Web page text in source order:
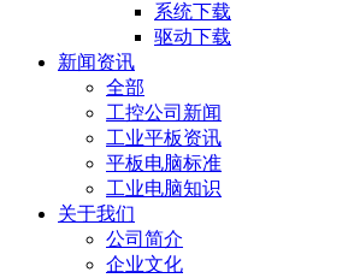
系统下载
驱动下载
新闻资讯
全部
工控公司新闻
工业平板资讯
平板电脑标准
工业电脑知识
关于我们
公司简介
企业文化